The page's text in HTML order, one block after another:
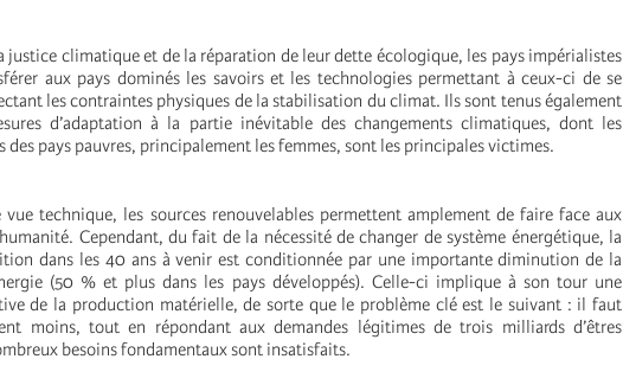
climatique et de la réparation de leur dette écologique, les pays impérialistes
aux pays dominés les savoirs et les technologies permettant à ceux-ci de se
les contraintes physiques de la stabilisation du climat. Ils sont tenus également
d’adaptation à la partie inévitable des changements climatiques, dont les
des pays pauvres, principalement les femmes, sont les principales victimes.
technique, les sources renouvelables permettent amplement de faire face aux
Cependant, du fait de la nécessité de changer de système énergétique, la
dans les 40 ans à venir est conditionnée par une importante diminution de la
(50 % et plus dans les pays développés). Celle-ci implique à son tour une
de la production matérielle, de sorte que le problème clé est le suivant : il faut
moins, tout en répondant aux demandes légitimes de trois milliards d’êtres
besoins fondamentaux sont insatisfaits.